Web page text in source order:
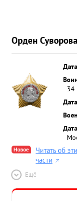
Орден
34
Новое
Читать об
части
Ещё